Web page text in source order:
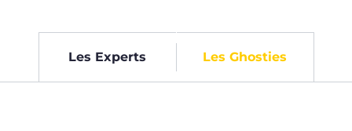
Les Experts Les Ghosties